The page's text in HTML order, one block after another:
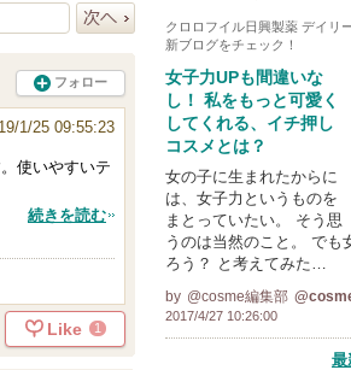
フォロー
1/25 09:55:23
使いやすいテ
続きを読む
Like 1
クロロフイル日興製薬 デイリ
新ブログをチェック！
女子力UPも間違いな
し！ 私をもっと可愛く
してくれる、イチ押し
コスメとは？
女の子に生まれたからに
は、女子力というものを
まとっていたい。 そう思
うのは当然のこと。 でも
ろう？ と考えてみた…
by @cosme編集部
2017/4/27 10:26:00
最